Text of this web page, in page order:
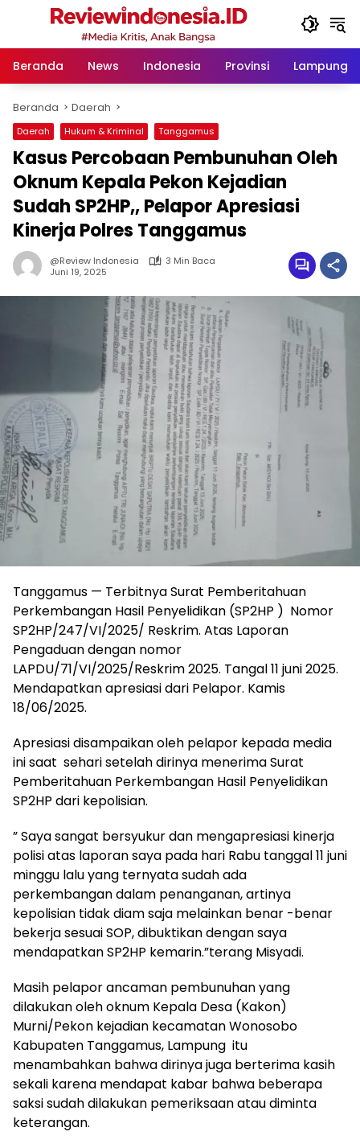
Langsung
Beranda
News Indonesia Provinsi Lampung
Beranda Daerah
Daerah Hukum & Kriminal Tanggamus
Kasus Percobaan Pembunuhan Oleh
Oknum Kepala Pekon Kejadian
Sudah SP2HP,, Pelapor Apresiasi
Kinerja Polres Tanggamus
@Review Indonesia
3 Min Baca
Juni 19, 2025
Tanggamus — Terbitnya Surat Pemberitahuan
Perkembangan Hasil Penyelidikan (SP2HP ) Nomor
SP2HP/247/VI/2025/ Reskrim. Atas Laporan
Pengaduan dengan nomor
LAPDU/71/VI/2025/Reskrim 2025. Tangal 11 juni 2025.
Mendapatkan apresiasi dari Pelapor. Kamis
18/06/2025.
Apresiasi disampaikan oleh pelapor kepada media
ini saat sehari setelah dirinya menerima Surat
Pemberitahuan Perkembangan Hasil Penyelidikan
SP2HP dari kepolisian.
” Saya sangat bersyukur dan mengapresiasi kinerja
polisi atas laporan saya pada hari Rabu tanggal 11 juni
minggu lalu yang ternyata sudah ada
perkembangan dalam penanganan, artinya
kepolisian tidak diam saja melainkan benar -benar
bekerja sesuai SOP, dibuktikan dengan saya
mendapatkan SP2HP kemarin.”terang Misyadi.
Masih pelapor ancaman pembunuhan yang
dilakukan oleh oknum Kepala Desa (Kakon)
Murni/Pekon kejadian kecamatan Wonosobo
Kabupaten Tanggamus, Lampung itu
menambahkan bahwa dirinya juga berterima kasih
sekali karena mendapat kabar bahwa beberapa
saksi sudah dilakukan pemeriksaan atau diminta
keterangan.